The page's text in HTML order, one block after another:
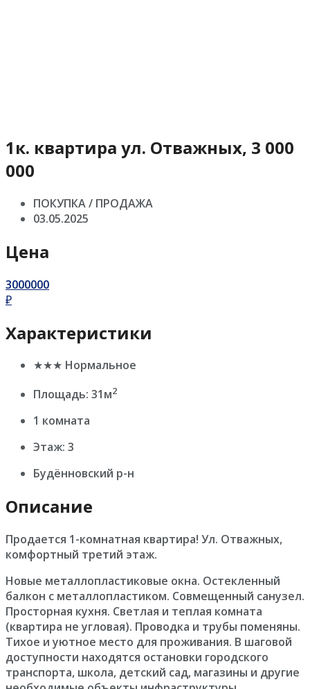
1к. квартира ул. Отважных, 3 000
000
ПОКУПКА / ПРОДАЖА
03.05.2025
Цена
3000000
₽
Характеристики
★★★ Нормальное
Площадь: 31м2
1 комната
Этаж: 3
Будённовский р-н
Описание
Продается 1-комнатная квартира! Ул. Отважных,
комфортный третий этаж.
Новые металлопластиковые окна. Остекленный
балкон с металлопластиком. Совмещенный санузел.
Просторная кухня. Светлая и теплая комната
(квартира не угловая). Проводка и трубы поменяны.
Тихое и уютное место для проживания. В шаговой
доступности находятся остановки городского
транспорта, школа, детский сад, магазины и другие